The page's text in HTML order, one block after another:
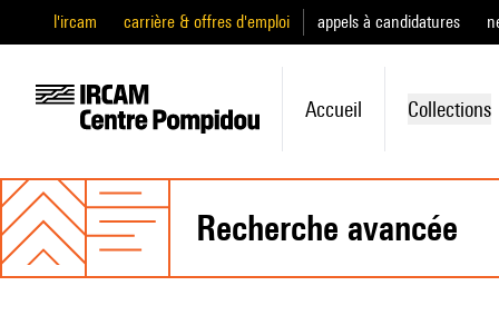
l'ircam carrière & offres d'emploi appels à candidatures
Accueil Collections
recherche avancée